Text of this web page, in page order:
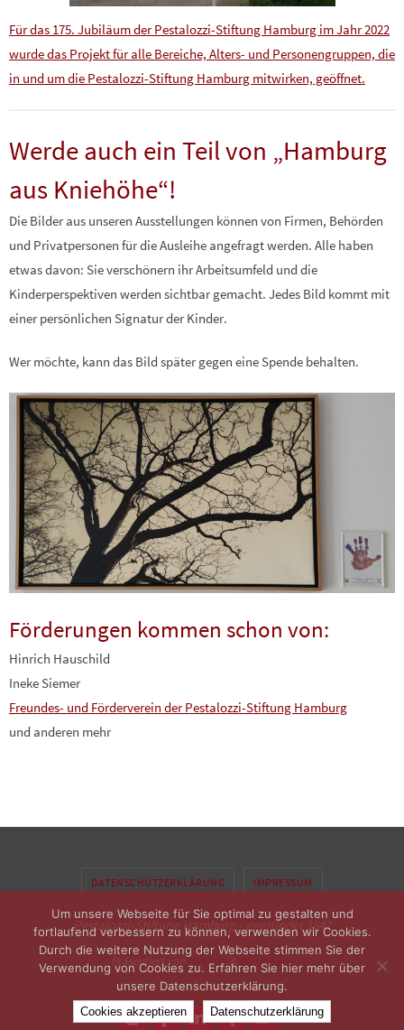
Für das 175. Jubiläum der Pestalozzi-Stiftung Hamburg im Jahr 2022
wurde das Projekt für alle Bereiche, Alters- und Personengruppen, die
in und um die Pestalozzi-Stiftung Hamburg mitwirken, geöffnet.
Werde auch ein Teil von „Hamburg
aus Kniehöhe“!
Die Bilder aus unseren Ausstellungen können von Firmen, Behörden
und Privatpersonen für die Ausleihe angefragt werden. Alle haben
etwas davon: Sie verschönern ihr Arbeitsumfeld und die
Kinderperspektiven werden sichtbar gemacht. Jedes Bild kommt mit
einer persönlichen Signatur der Kinder.
Wer möchte, kann das Bild später gegen eine Spende behalten.
Förderungen kommen schon von:
Hinrich Hauschild
Ineke Siemer
Freundes- und Förderverein der Pestalozzi-Stiftung Hamburg
und anderen mehr
DATENSCHUTZERKLÄRUNG IMPRESSUM
Pestalozzi-Stiftung Hamburg - gegründet 1847
Präsentiert vonNirvana & WordPress.
Um unsere Webseite für Sie optimal zu gestalten und
fortlaufend verbessern zu können, verwenden wir Cookies.
Durch die weitere Nutzung der Webseite stimmen Sie der
Verwendung von Cookies zu. Erfahren Sie hier mehr über
unsere Datenschutzerklärung.
Cookies akzeptieren Datenschutzerklärung